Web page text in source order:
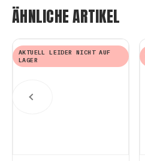
ÄHNLICHE ARTIKEL
AKTUELL LEIDER NICHT AUF
LAGER